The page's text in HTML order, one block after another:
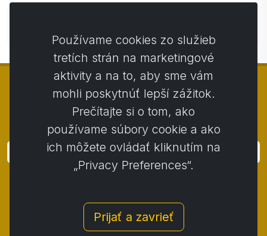
© Copyright 2014 - 2026 Activstar
Prihlásiť
Kontakt / Obchodné podmienky
Ochrana osobných údajov / Reklamačný poriadok
Reklamačný protokol / Odstúpenie od zmluvy
Používame cookies zo služieb
tretích strán na marketingové
aktivity a na to, aby sme vám
mohli poskytnúť lepší zážitok.
Prečítajte si o tom, ako
používame súbory cookie a ako
ich môžete ovládať kliknutím na
„Privacy Preferences“.
Prijať a zavrieť